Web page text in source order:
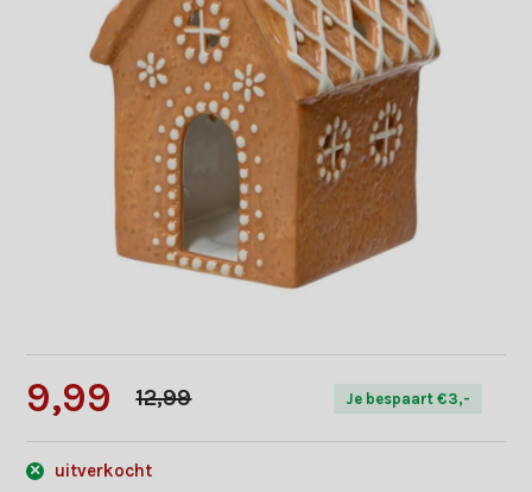
9,99 12,99 Je bespaart €3,-
uitverkocht